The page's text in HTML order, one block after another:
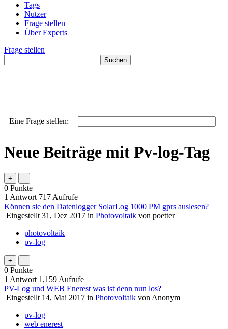
Tags
Nutzer
Frage stellen
Über Experts
Frage stellen
Eine Frage stellen:
Neue Beiträge mit Pv-log-Tag
0 Punkte
1 Antwort 717 Aufrufe
Können sie den Datenlogger SolarLog 1000 PM gprs auslesen?
Eingestellt 31, Dez 2017 in Photovoltaik von poetter
photovoltaik
pv-log
0 Punkte
1 Antwort 1,159 Aufrufe
PV-Log und WEB Enerest was ist denn nun los?
Eingestellt 14, Mai 2017 in Photovoltaik von Anonym
pv-log
web enerest